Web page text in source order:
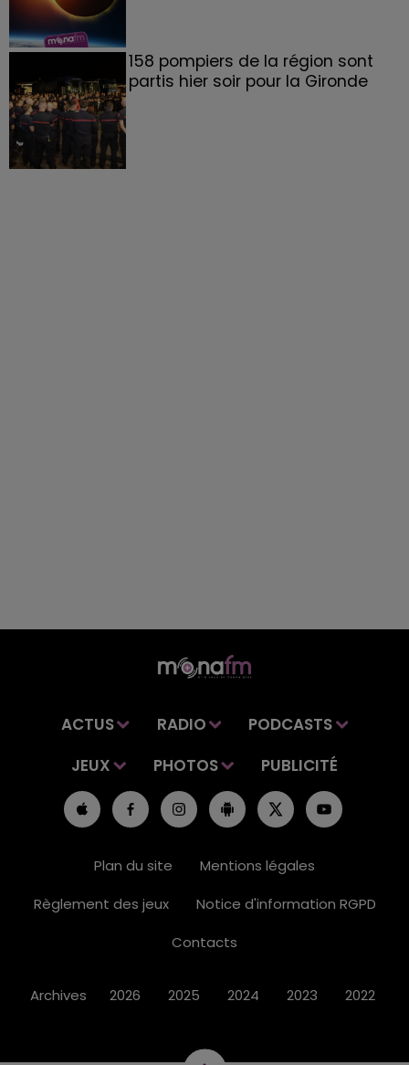
158 pompiers de la région sont
partis hier soir pour la Gironde
ACTUS RADIO
PODCASTS
JEUX
PHOTOS PUBLICITÉ
Plan du site
Mentions légales
Règlement des jeux
Notice d'information RGPD
Contacts
Archives 2026 2025 2024 2023 2022